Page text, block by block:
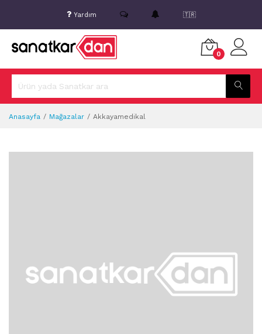
Yardım 🇹🇷
0
Anasayfa Mağazalar Akkayamedikal